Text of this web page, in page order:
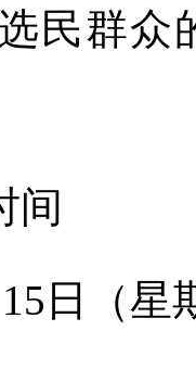
民群众
间
日（星